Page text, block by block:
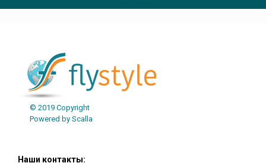
© 2019 Copyright
Powered by Scalla
Наши контакты: